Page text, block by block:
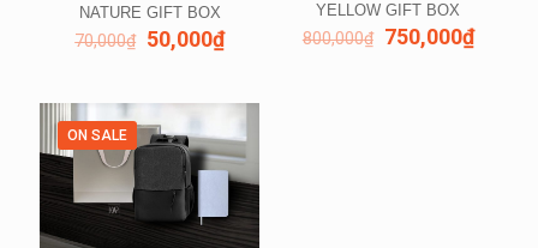
NATURE GIFT BOX
70,000₫ 50,000₫
YELLOW GIFT BOX
800,000₫ 750,000₫
ON SALE